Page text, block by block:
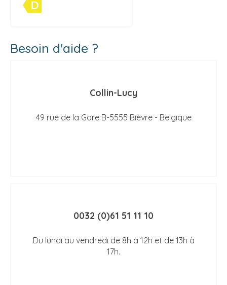
Besoin d'aide ?
Collin-Lucy
49 rue de la Gare B-5555 Bièvre - Belgique
0032 (0)61 51 11 10
Du lundi au vendredi de 8h à 12h et de 13h à
17h.